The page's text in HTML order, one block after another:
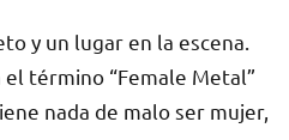
y un lugar en la escena.
término “Female Metal”
nada de malo ser mujer,